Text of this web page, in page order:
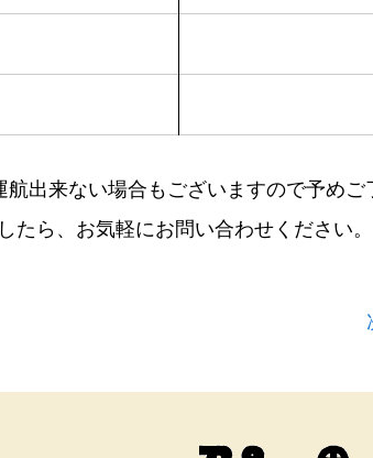
出来ない場合もございますので予めご
たら、お気軽にお問い合わせください。